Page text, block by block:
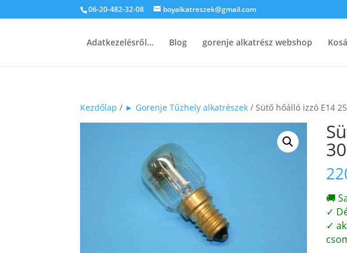
06-20-482-32-08 boyalkatreszek@gmail.com
Adatkezelésről… Blog gorenje alkatrész webshop
Kezdőlap / ► Gorenje Tűzhely alkatrészek / Sütő hőálló izzó E14
🚚
✓
✓